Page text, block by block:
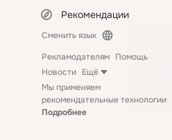
Рекомендации
Сменить язык
Рекламодателям Помощь
Новости Ещё
Мы применяем
рекомендательные технологии
Подробнее